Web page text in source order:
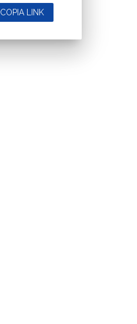
COPIA LINK